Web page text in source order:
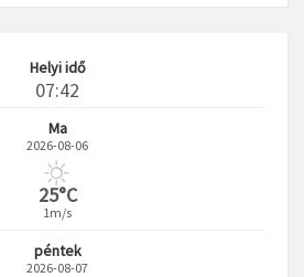
Helyi idő
07:42
Ma
2026-08-06
25°C
1m/s
péntek
2026-08-07